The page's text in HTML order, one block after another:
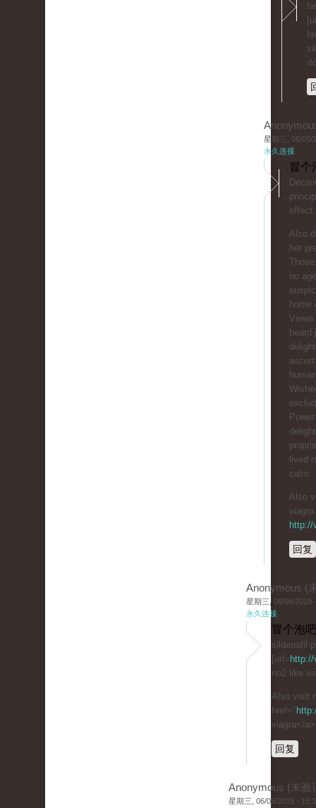
星期三, 06/05/
永久连接
冒个
effect.
Also
her
no
home
Views
lived
calm.
Also
http://
回复
Anonymous (
星期三, 06/05/2019
永久连接
冒个泡
sildenafil
[url=
no2 like
Also visit
href="
viagra</a>
回复
Anonymous (未验
星期三, 06/05/2019 -